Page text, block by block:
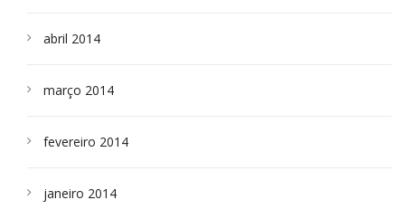
abril 2014
março 2014
fevereiro 2014
janeiro 2014